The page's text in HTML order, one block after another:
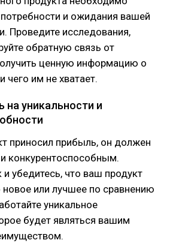
и ожидания вашей
Проведите исследования,
обратную связь от
ценную информацию о
чего им не хватает.
на уникальности и
приносил прибыль, он должен
конкурентоспособным.
убедитесь, что ваш продукт
новое или лучшее по сравнению
уникальное
будет являться вашим